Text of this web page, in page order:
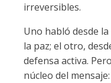
irreversibles.
Uno habló desde
la paz; el otro,
defensa activa.
núcleo del